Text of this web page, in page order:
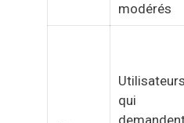
modérés
Utilisateurs
qui